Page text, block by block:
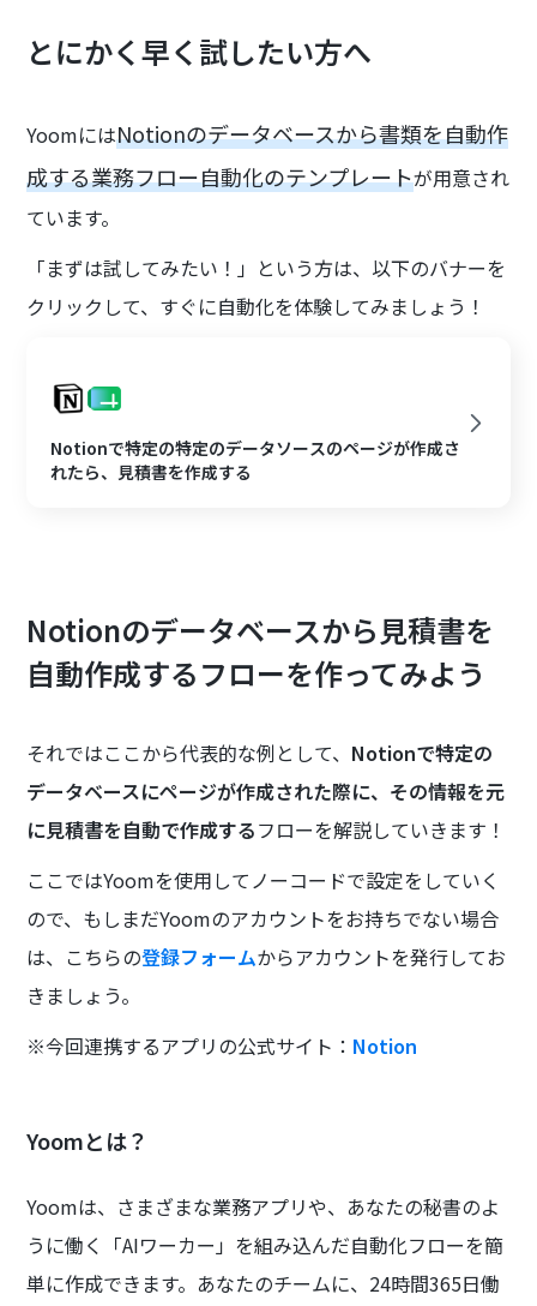
とにかく早く試したい方へ
YoomにはNotionのデータベースから書類を自動作
成する業務フロー自動化のテンプレートが用意され
ています。
「まずは試してみたい！」という方は、以下のバナーを
クリックして、すぐに自動化を体験してみましょう！
Notionで特定の特定のデータソースのページが作成さ
れたら、見積書を作成する
Notionのデータベースから見積書を
自動作成するフローを作ってみよう
それではここから代表的な例として、 Notionで特定の
データベースにページが作成された際に、その情報を元
に見積書を自動で作成するフローを解説していきます！
ここではYoomを使用してノーコードで設定をしていく
ので、もしまだYoomのアカウントをお持ちでない場合
は、こちらの登録フォームからアカウントを発行してお
きましょう。
※今回連携するアプリの公式サイト： Notion
Yoomとは？
Yoomは、さまざまな業務アプリや、あなたの秘書のよ
うに働く「AIワーカー」を組み込んだ自動化フローを簡
単に作成できます。あなたのチームに、24時間365日働